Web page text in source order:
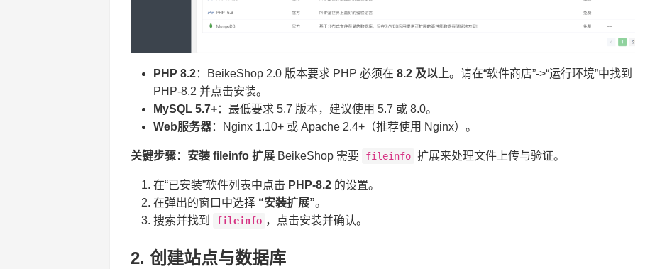
PHP 8.2：BeikeShop 2.0 版本要求 PHP 必须在 8.2 及以上。请在“软件商店”->“运行环境”中找到
PHP-8.2 并点击安装。
MySQL 5.7+：最低要求 5.7 版本，建议使用 5.7 或 8.0。
Web服务器：Nginx 1.10+ 或 Apache 2.4+（推荐使用 Nginx）。
关键步骤：安装 fileinfo 扩展BeikeShop 需要 fileinfo 扩展来处理文件上传与验证。
在“已安装”软件列表中点击 PHP-8.2的设置。
在弹出的窗口中选择 “安装扩展”。
搜索并找到
fileinfo ，点击安装并确认。
2. 创建站点与数据库